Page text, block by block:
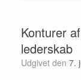
Konturer
lederskab
Udgivet den 7.